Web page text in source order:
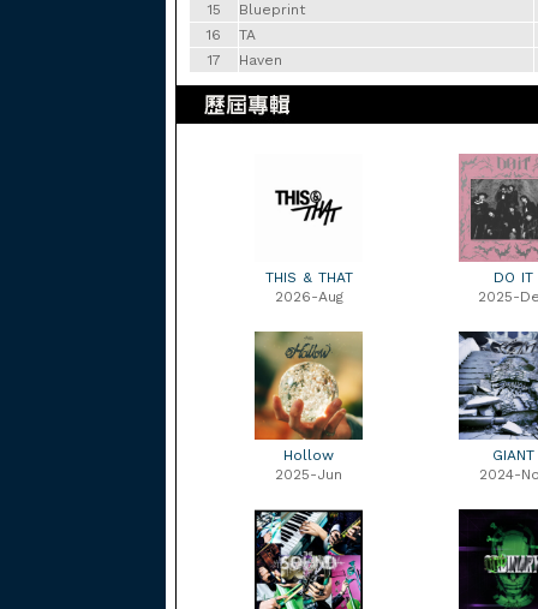
15
Blueprint
16
TA
17
Haven
THIS & THAT
2026-Aug
DO IT
2025-
Hollow
2025-Jun
GIANT
2024-